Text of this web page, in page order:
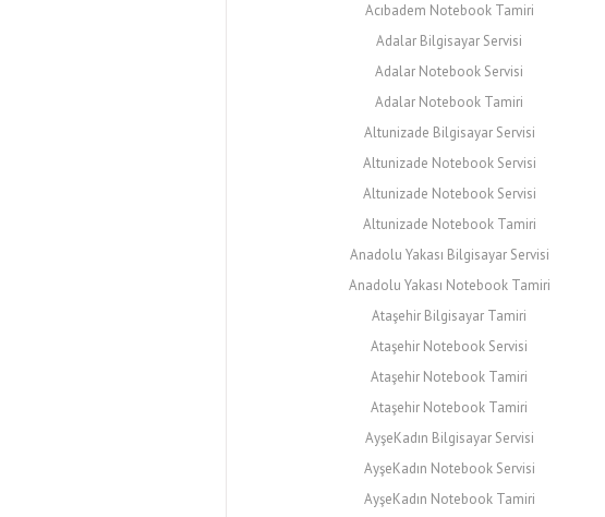
Acıbadem Notebook Tamiri
Adalar Bilgisayar Servisi
Adalar Notebook Servisi
Adalar Notebook Tamiri
Altunizade Bilgisayar Servisi
Altunizade Notebook Servisi
Altunizade Notebook Servisi
Altunizade Notebook Tamiri
Anadolu Yakası Bilgisayar Servisi
Anadolu Yakası Notebook Tamiri
Ataşehir Bilgisayar Tamiri
Ataşehir Notebook Servisi
Ataşehir Notebook Tamiri
Ataşehir Notebook Tamiri
AyşeKadın Bilgisayar Servisi
AyşeKadın Notebook Servisi
AyşeKadın Notebook Tamiri